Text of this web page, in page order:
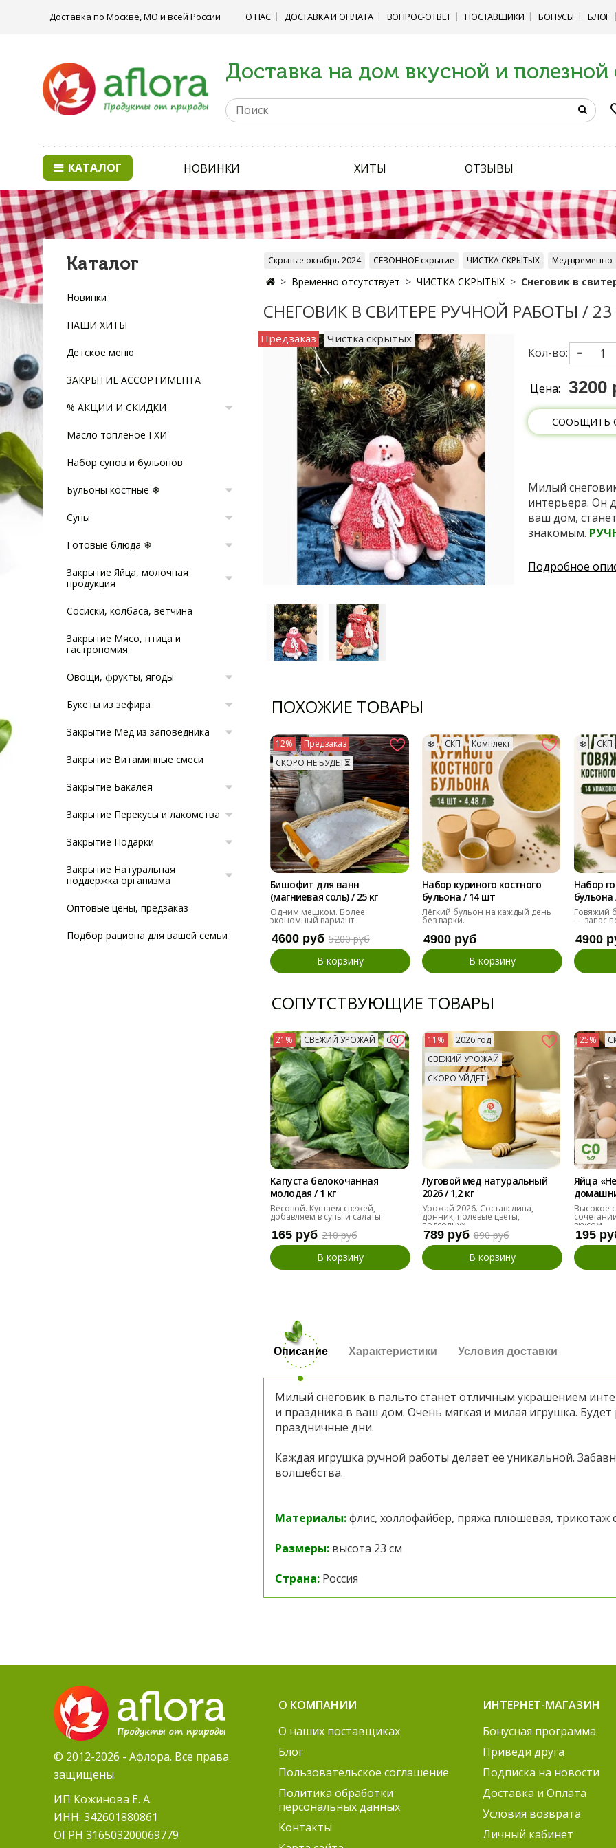
Доставка по Москве, МО и всей России О НАС ДОСТАВКА И ОПЛАТА ВОПРОС-ОТВЕТ ПОСТАВЩИКИ БОНУСЫ БЛОГ
Доставка на дом вкусной и полезной
КАТАЛОГ НОВИНКИ ХИТЫ ОТЗЫВЫ
Скрытые октябрь 2024 СЕЗОННОЕ скрытие ЧИСТКА СКРЫТЫХ Мед временно
Временно отсутствует ЧИСТКА СКРЫТЫХ Снеговик в
СНЕГОВИК В СВИТЕРЕ РУЧНОЙ РАБОТЫ /
Предзаказ Чистка скрытых
Кол-во:
Цена: 3200
СООБЩИТЬ
Милый
интерьера. Он
ваш дом, станет
знакомым.
Подробное
ПОХОЖИЕ ТОВАРЫ
12%
Предзаказ
СКОРО НЕ БУДЕТ⏳
Бишофит для ванн
(магниевая соль) / 25 кг
Одним мешком. Более
экономный вариант
4600 руб 5200 руб
В корзину
❄️ СКП Комплект
Набор куриного костного
бульона / 14 шт
Лёгкий бульон на каждый день
без варки.
4900 руб
В корзину
❄️ СКП
Набор
Говяжий
— запас
4900
СОПУТСТВУЮЩИЕ ТОВАРЫ
21% СВЕЖИЙ УРОЖАЙ СКП
Капуста белокочанная
молодая / 1 кг
Весовой. Кушаем свежей,
добавляем в супы и салаты.
165 руб 210 руб
В корзину
11%
2026 год
СВЕЖИЙ УРОЖАЙ
СКОРО УЙДЕТ
Луговой мед натуральный
2026 / 1,2 кг
Урожай 2026. Состав: липа,
донник, полевые цветы,
подсолнух
789 руб 890 руб
В корзину
25%
Яйца
десяток
Высокое
вкусом.
195
Описание
Милый снеговик в пальто станет отличным украшением
и праздника в ваш дом. Очень мягкая и милая игрушка. Будет
праздничные дни.
Каждая игрушка ручной работы делает ее уникальной.
волшебства.
Материалы:флис, холлофайбер, пряжа плюшевая, трикотаж
Размеры: высота 23 см
Страна: Россия
Характеристики Условия доставки
Каталог
Новинки
НАШИ ХИТЫ
Детское меню
ЗАКРЫТИЕ АССОРТИМЕНТА
% АКЦИИ И СКИДКИ
Масло топленое ГХИ
Набор супов и бульонов
Бульоны костные ❄
Супы
Готовые блюда ❄
Закрытие Яйца, молочная
продукция
Сосиски, колбаса, ветчина
Закрытие Мясо, птица и
гастрономия
Овощи, фрукты, ягоды
Букеты из зефира
Закрытие Мед из заповедника
Закрытие Витаминные смеси
Закрытие Бакалея
Закрытие Перекусы и лакомства
Закрытие Подарки
Закрытие Натуральная
поддержка организма
Оптовые цены, предзаказ
Подбор рациона для вашей семьи
© 2012-2026 - Афлора. Все права
защищены.
ИП Кожинова Е. А.
ИНН: 342601880861
ОГРН 316503200069779
О КОМПАНИИ
О наших поставщиках
Блог
Пользовательское соглашение
Политика обработки
персональных данных
Контакты
ИНТЕРНЕТ-МАГАЗИН
Бонусная программа
Приведи друга
Подписка на новости
Доставка и Оплата
Условия возврата
Личный кабинет